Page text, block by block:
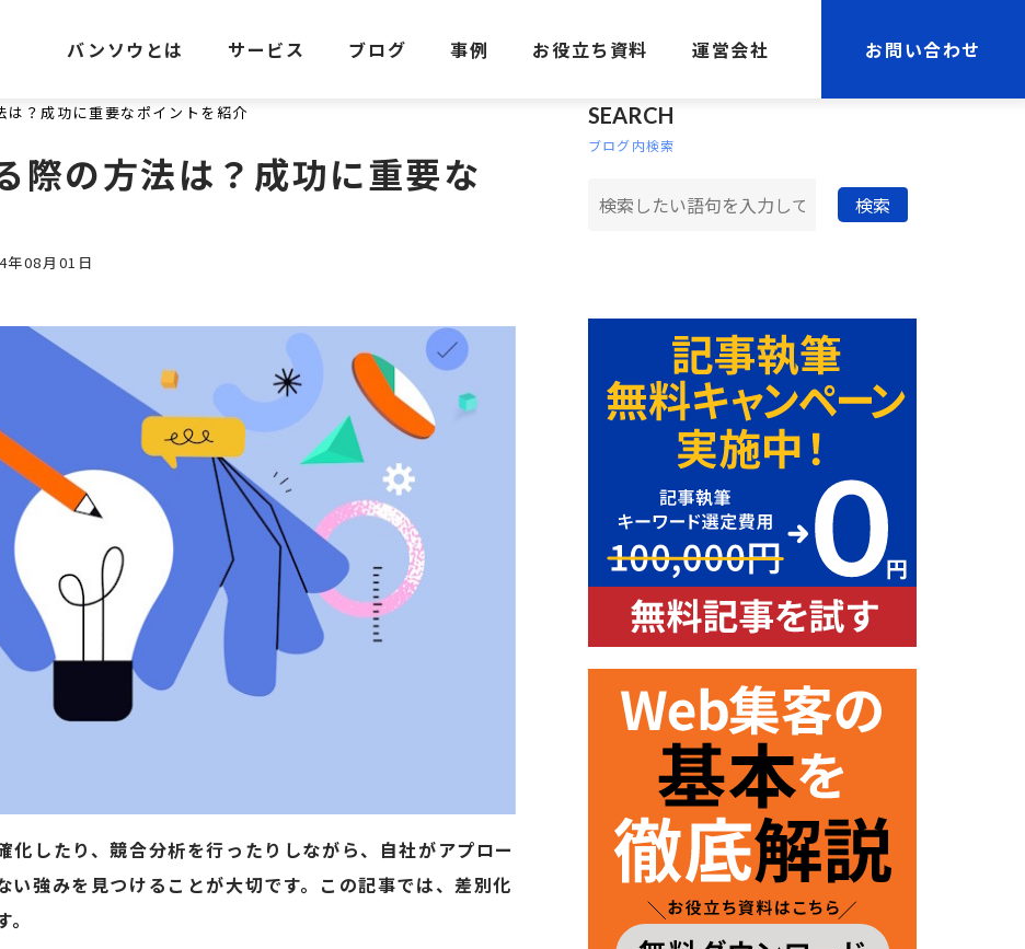
バンソウとは サービス ブログ 事例 お役立ち資料 運営会社 お問い合わせ
？成功に重要なポイントを紹介
際の方法は？成功に重要な
年08月01日
したり、競合分析を行ったりしながら、自社がアプロー
強みを見つけることが大切です。この記事では、差別化
SEARCH
ブログ内検索